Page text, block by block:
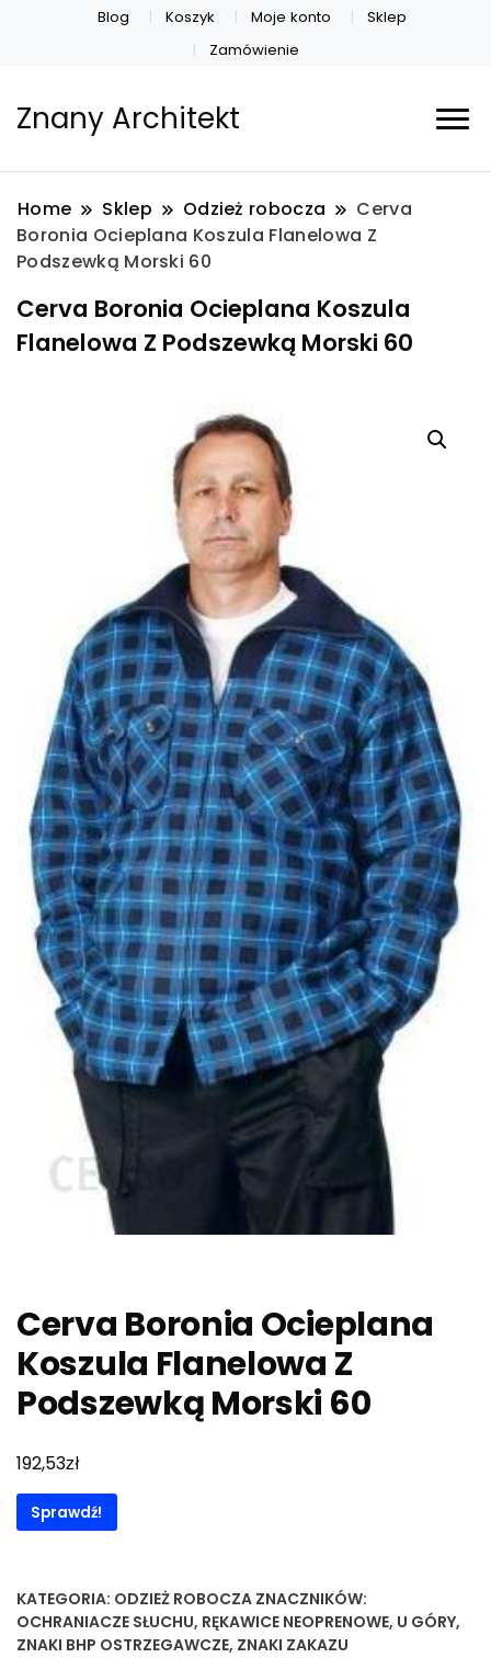
Blog Koszyk Moje konto
Sklep
Zamówienie
Znany Architekt
Home Sklep Odzież robocza
Cerva
Boronia Ocieplana Koszula Flanelowa Z
Podszewką Morski 60
Cerva Boronia Ocieplana Koszula
Flanelowa Z Podszewką Morski 60
Cerva Boronia Ocieplana
Koszula Flanelowa Z
Podszewką Morski 60
192,53zł
Sprawdź!
KATEGORIA: ODZIEŻ ROBOCZA ZNACZNIKÓW:
OCHRANIACZE SŁUCHU, RĘKAWICE NEOPRENOWE, U GÓRY,
ZNAKI BHP OSTRZEGAWCZE, ZNAKI ZAKAZU